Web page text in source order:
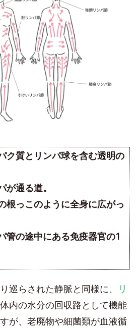
とリンパ球を含む透明の
通る道。
ように全身に広がっ
管の途中にある免疫器官の1
巡らされた静脈と同様に、
リ
内の水分の回収路として機能
が、老廃物や細菌類が血液循